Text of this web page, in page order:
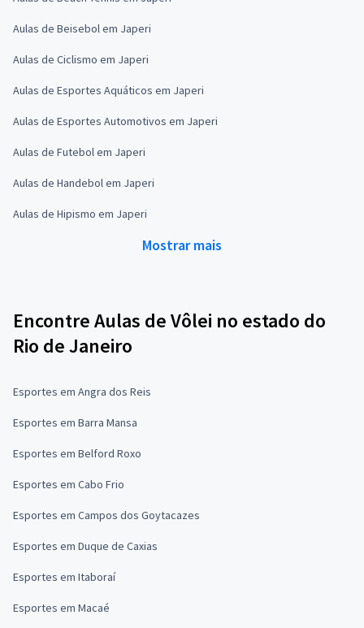
Aulas de Beisebol em Japeri
Aulas de Ciclismo em Japeri
Aulas de Esportes Aquáticos em Japeri
Aulas de Esportes Automotivos em Japeri
Aulas de Futebol em Japeri
Aulas de Handebol em Japeri
Aulas de Hipismo em Japeri
Mostrar mais
Encontre Aulas de Vôlei no estado do
Rio de Janeiro
Esportes em Angra dos Reis
Esportes em Barra Mansa
Esportes em Belford Roxo
Esportes em Cabo Frio
Esportes em Campos dos Goytacazes
Esportes em Duque de Caxias
Esportes em Itaboraí
Esportes em Macaé